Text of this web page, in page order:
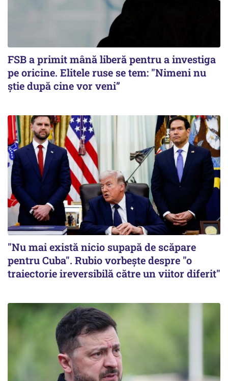
FSB a primit mână liberă pentru a investiga
pe oricine. Elitele ruse se tem: "Nimeni nu
știe după cine vor veni”
"Nu mai există nicio supapă de scăpare
pentru Cuba". Rubio vorbește despre "o
traiectorie ireversibilă către un viitor diferit"